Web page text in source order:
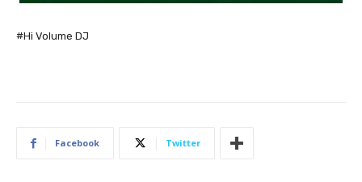
#Hi Volume DJ
Facebook Twitter